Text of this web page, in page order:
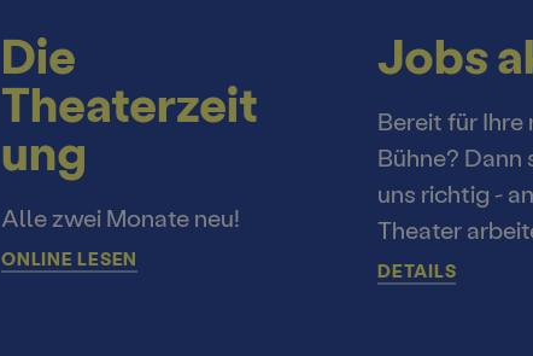
Die
Theaterzeit
ung
Alle zwei Monate neu!
ONLINE LESEN
Jobs
Bereit für Ihre
Bühne? Dann
uns richtig -
Theater
DETAILS